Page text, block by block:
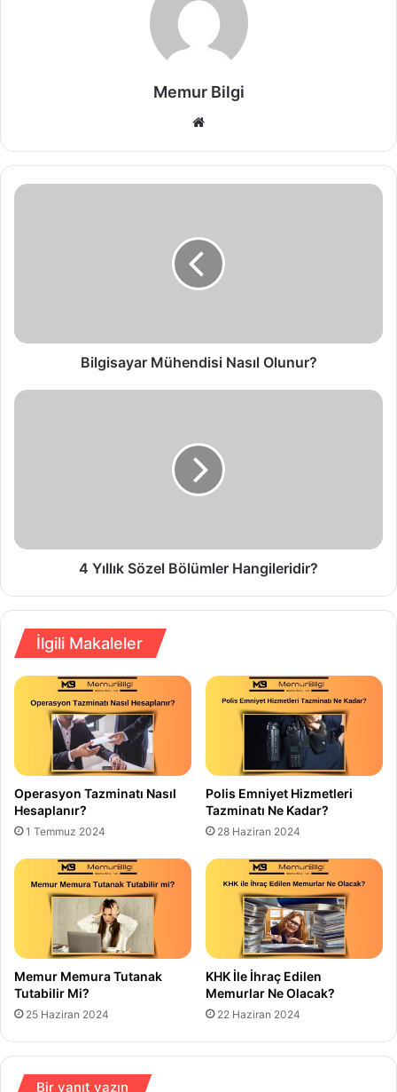
Memur Bilgi
Web
Bilgisayar Mühendisi Nasıl Olunur?
4 Yıllık Sözel Bölümler Hangileridir?
İlgili Makaleler
Operasyon Tazminatı Nasıl
Hesaplanır?
1 Temmuz 2024
Polis Emniyet Hizmetleri
Tazminatı Ne Kadar?
28 Haziran 2024
Memur Memura Tutanak
Tutabilir Mi?
25 Haziran 2024
KHK İle İhraç Edilen
Memurlar Ne Olacak?
22 Haziran 2024
Bir yanıt yazın